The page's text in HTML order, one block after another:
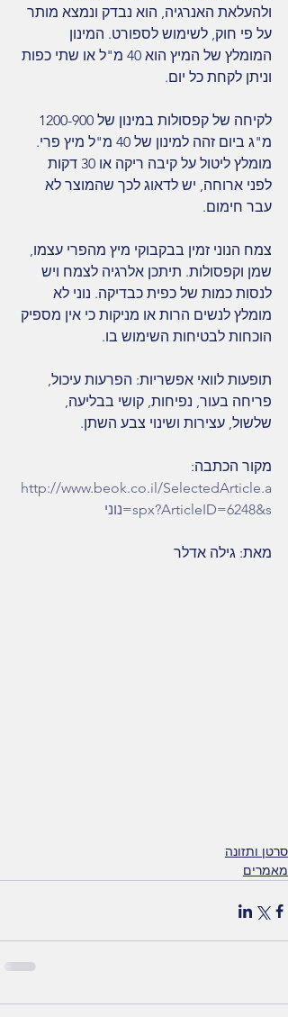
ולהעלאת האנרגיה, הוא נבדק ונמצא מותר
על פי חוק, לשימוש לספורט. המינון
המומלץ של המיץ הוא 40 מ"ל או שתי כפות
וניתן לקחת כל יום.
מ"ג ביום זהה למינון של 40 מ"ל מיץ פרי.
מומלץ ליטול על קיבה ריקה או 30 דקות
לפני ארוחה, יש לדאוג לכך שהמוצר לא
עבר חימום.
צמח הנוני זמין בבקבוקי מיץ מהפרי עצמו,
שמן וקפסולות. תיתכן אלרגיה לצמח ויש
לנסות כמות של כפית כבדיקה. נוני לא
מומלץ לנשים הרות או מניקות כי אין מספיק
הוכחות לבטיחות השימוש בו.
תופעות לוואי אפשריות: הפרעות עיכול,
פריחה בעור, נפיחות, קושי בבליעה,
שלשול, עצירות ושינוי צבע השתן.
מקור הכתבה:
http://www.beok.co.il/SelectedArticle.a
spx?ArticleID=6248&s=נוני
מאת: גילה אדלר
סרטן ותזונה
מאמרים